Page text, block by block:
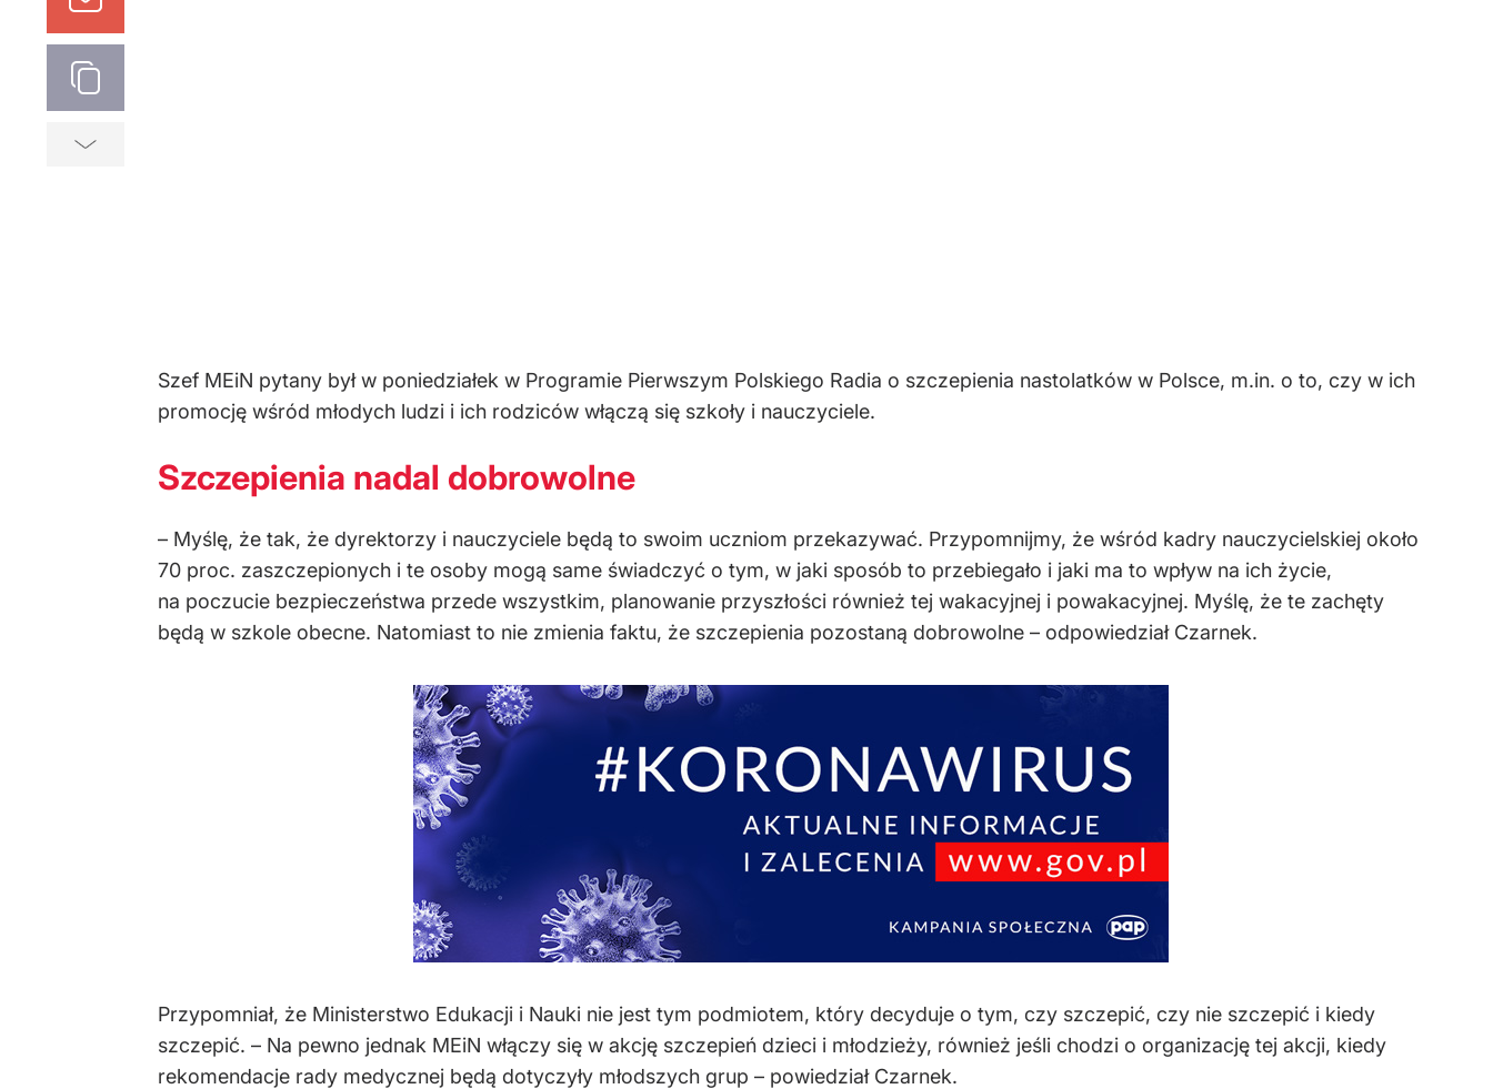
Szef MEiN pytany był w poniedziałek w Programie Pierwszym Polskiego Radia o szczepienia nastolatków w Polsce, m.in. o to, czy w ich
promocję wśród młodych ludzi i ich rodziców włączą się szkoły i nauczyciele.
Szczepienia nadal dobrowolne
– Myślę, że tak, że dyrektorzy i nauczyciele będą to swoim uczniom przekazywać. Przypomnijmy, że wśród kadry nauczycielskiej około
70 proc. zaszczepionych i te osoby mogą same świadczyć o tym, w jaki sposób to przebiegało i jaki ma to wpływ na ich życie,
na poczucie bezpieczeństwa przede wszystkim, planowanie przyszłości również tej wakacyjnej i powakacyjnej. Myślę, że te zachęty
będą w szkole obecne. Natomiast to nie zmienia faktu, że szczepienia pozostaną dobrowolne – odpowiedział Czarnek.
Przypomniał, że Ministerstwo Edukacji i Nauki nie jest tym podmiotem, który decyduje o tym, czy szczepić, czy nie szczepić i kiedy
szczepić. – Na pewno jednak MEiN włączy się w akcję szczepień dzieci i młodzieży, również jeśli chodzi o organizację tej akcji, kiedy
rekomendacje rady medycznej będą dotyczyły młodszych grup – powiedział Czarnek.